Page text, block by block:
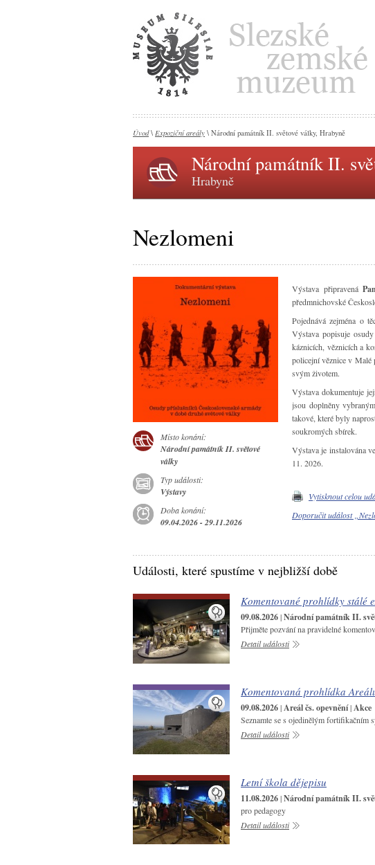
Úvod\ Expoziční areály \ Národní památník II. světové války, Hrabyně
Národní památník II.
Hrabyně
Nezlomeni
Místo konání:
Národní památník II. světové
války
Typ události:
Výstavy
Doba konání:
09.04.2026 - 29.11.2026
Výstava připravená
předmnichovské
Pojednává zejména o
Výstava popisuje
káznicích, věznicích a
policejní věznice v Malé
svým životem.
Výstava dokumentuje
jsou doplněny
takové, které byly
soukromých sbírek.
Výstava je instalována
11. 2026.
Vytisknout celou
Doporučit událost
Události, které spustíme v nejbližší době
Komentované prohlídky stálé
09.08.2026|Národní památník II.
Přijměte pozvání na pravidelné
Detail události
Komentovaná prohlídka
09.08.2026|Areál čs. opevnění|Akce
Seznamte se s ojedinělým fortifikačním
Detail události
Letní škola dějepisu
11.08.2026|Národní památník II.
pro pedagogy
Detail události